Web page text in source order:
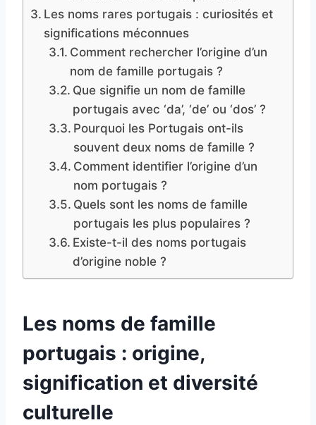
Les noms rares portugais : curiosités et
significations méconnues
Comment rechercher l’origine d’un
nom de famille portugais ?
Que signifie un nom de famille
portugais avec ‘da’, ‘de’ ou ‘dos’ ?
Pourquoi les Portugais ont-ils
souvent deux noms de famille ?
Comment identifier l’origine d’un
nom portugais ?
Quels sont les noms de famille
portugais les plus populaires ?
Existe-t-il des noms portugais
d’origine noble ?
Les noms de famille
portugais : origine,
signification et diversité
culturelle